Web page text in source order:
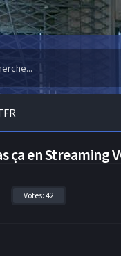
ça en Streaming
Votes: 42